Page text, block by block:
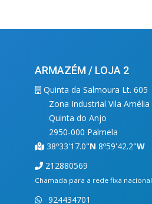
ARMAZÉM / LOJA 2
Quinta da Salmoura Lt. 605
Zona Industrial Vila Amélia
Quinta do Anjo
2950-000 Palmela
38º33'17.0"N 8º59'42.2"W
212880569
Chamada para a rede fixa nacional
924434701